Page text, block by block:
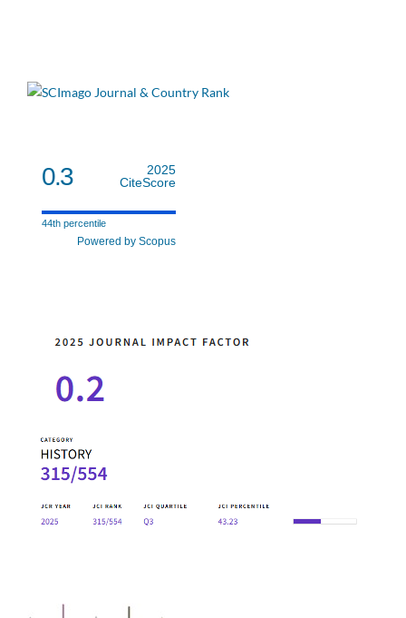
0.3
2025
CiteScore
44th percentile
Powered by Scopus